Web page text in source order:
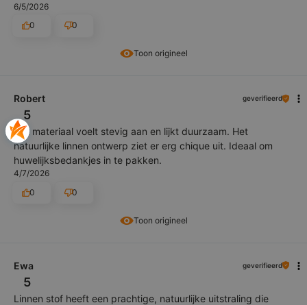
Toon origineel
6/5/2026
0
0
Toon origineel
Robert geverifieerd
5
Het materiaal voelt stevig aan en lijkt duurzaam. Het
natuurlijke linnen ontwerp ziet er erg chique uit. Ideaal om
huwelijksbedankjes in te pakken.
4/7/2026
0
0
Ewa geverifieerd
5
Linnen stof heeft een prachtige, natuurlijke uitstraling die